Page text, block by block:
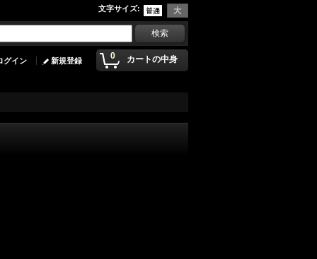
文字サイズ:
0 カートの中身
グイン 新規登録